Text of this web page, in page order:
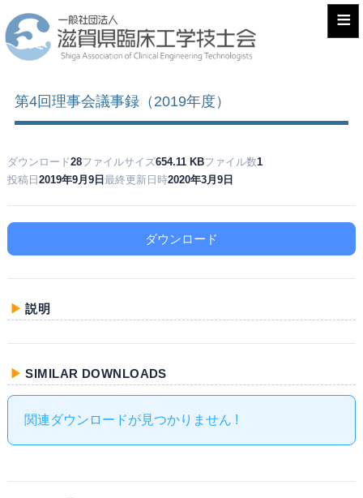
≡
第4回理事会議事録（2019年度）
ダウンロード28ファイルサイズ654.11 KBファイル数1
投稿日2019年9月9日最終更新日時2020年3月9日
ダウンロード
説明
SIMILAR DOWNLOADS
関連ダウンロードが見つかりません !